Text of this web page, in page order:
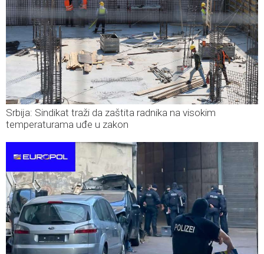
Srbija: Sindikat traži da zaštita radnika na visokim
temperaturama uđe u zakon